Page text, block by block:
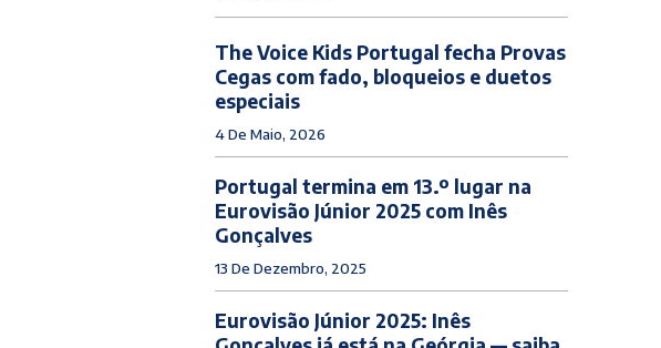
The Voice Kids Portugal fecha Provas
Cegas com fado, bloqueios e duetos
especiais
4 De Maio, 2026
Portugal termina em 13.º lugar na
Eurovisão Júnior 2025 com Inês
Gonçalves
13 De Dezembro, 2025
Eurovisão Júnior 2025: Inês